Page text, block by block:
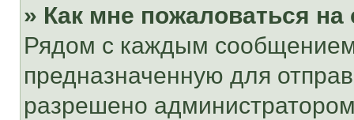
» Как мне пожаловаться
Рядом с каждым сообщением
предназначенную для
разрешено